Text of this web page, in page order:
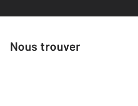
Nous trouver